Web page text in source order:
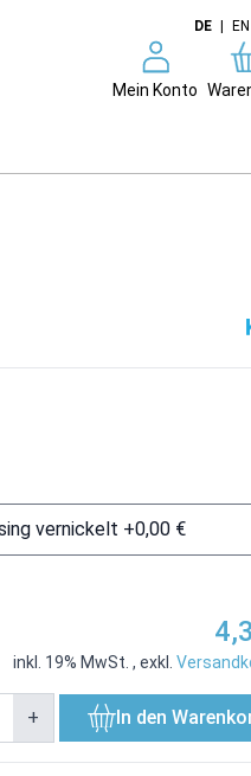
DE EN
Mein Konto
inkl. 19% MwSt. , exkl.
+ In den